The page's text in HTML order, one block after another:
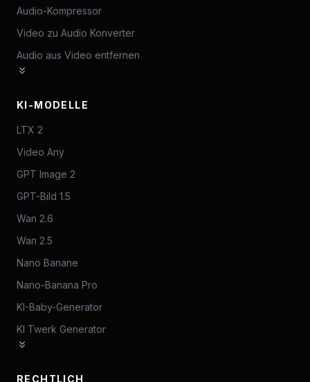
Audio-Kompressor
Video zu Audio Konverter
Audio aus Video entfernen
KI-MODELLE
LTX 2
Video Any
GPT Image 2
GPT-Bild 1.5
Wan 2.6
Wan 2.5
Nano Banane
Nano-Banana Pro
KI-Baby-Generator
KI Twerk Generator
RECHTLICH